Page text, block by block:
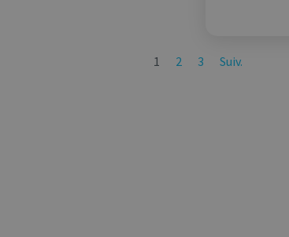
1 2 3 Suiv.